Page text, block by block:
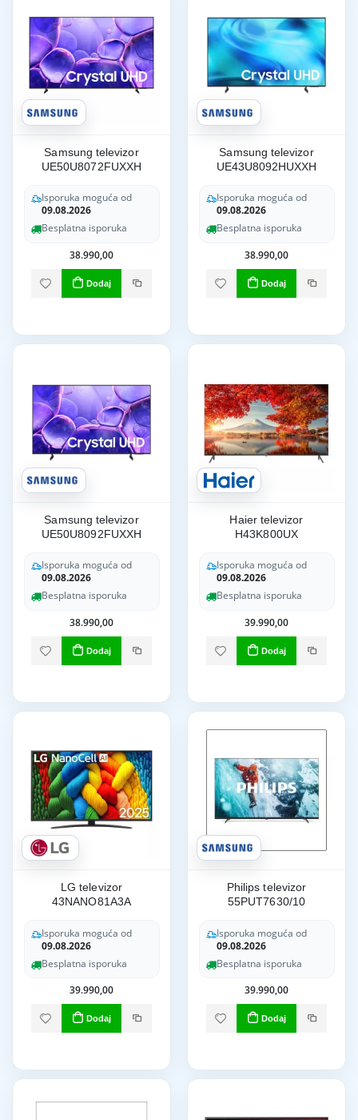
Samsung televizor
UE50U8072FUXXH
Isporuka moguća od
09.08.2026
Besplatna isporuka
38.990,00
Dodaj
Samsung televizor
UE43U8092HUXXH
Isporuka moguća od
09.08.2026
Besplatna isporuka
38.990,00
Dodaj
Samsung televizor
UE50U8092FUXXH
Isporuka moguća od
09.08.2026
Besplatna isporuka
38.990,00
Dodaj
Haier televizor
H43K800UX
Isporuka moguća od
09.08.2026
Besplatna isporuka
39.990,00
Dodaj
LG televizor
43NANO81A3A
Isporuka moguća od
09.08.2026
Besplatna isporuka
39.990,00
Dodaj
Philips televizor
55PUT7630/10
Isporuka moguća od
09.08.2026
Besplatna isporuka
39.990,00
Dodaj